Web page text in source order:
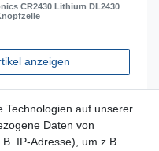
CR2430 Lithium DL2430
anzeigen
Technologien auf unserer
Daten von
IP-Adresse), um z.B.